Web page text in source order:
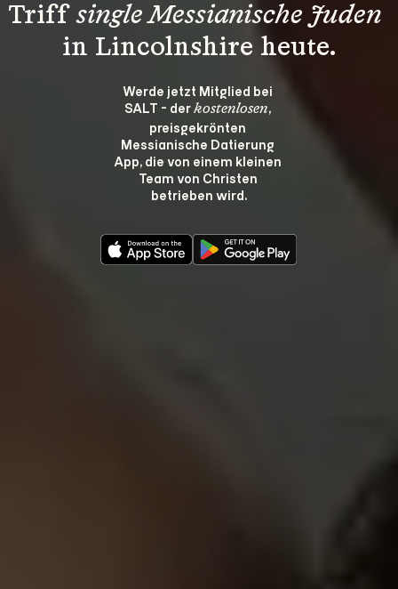
Triff single Messianische Juden
in Lincolnshire heute.
Werde jetzt Mitglied bei
SALT - der kostenlosen,
preisgekrönten
Messianische Datierung
App, die von einem kleinen
Team von Christen
betrieben wird.